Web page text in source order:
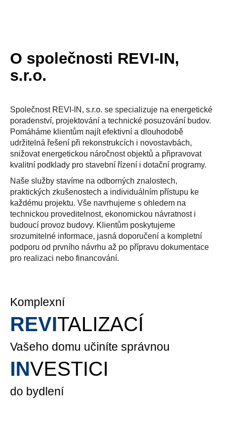
O společnosti REVI-IN,
s.r.o.
Společnost REVI-IN, s.r.o. se specializuje na energetické
poradenství, projektování a technické posuzování budov.
Pomáháme klientům najít efektivní a dlouhodobě
udržitelná řešení při rekonstrukcích i novostavbách,
snižovat energetickou náročnost objektů a připravovat
kvalitní podklady pro stavební řízení i dotační programy.
Naše služby stavíme na odborných znalostech,
praktických zkušenostech a individuálním přístupu ke
každému projektu. Vše navrhujeme s ohledem na
technickou proveditelnost, ekonomickou návratnost i
budoucí provoz budovy. Klientům poskytujeme
srozumitelné informace, jasná doporučení a kompletní
podporu od prvního návrhu až po přípravu dokumentace
pro realizaci nebo financování.
Komplexní
REVITALIZACÍ
Vašeho domu učiníte správnou
INVESTICI
do bydlení